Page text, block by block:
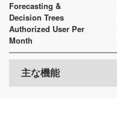
Forecasting &
Decision Trees
Authorized User Per
Month
主な機能